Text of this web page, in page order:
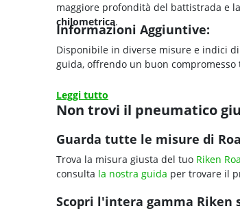
maggiore profondità del battistrada e
chilometrica.
Informazioni Aggiuntive:
Disponibile in diverse misure e indici
guida, offrendo un buon compromesso
Leggi tutto
Non trovi il pneumatico
Guarda tutte le misure di
Trova la misura giusta del tuo Riken
consulta la nostra guida per trovare il
Scopri l'intera gamma Riken